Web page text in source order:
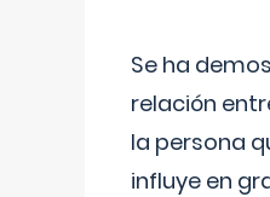
Se ha
relación
la persona
influye en